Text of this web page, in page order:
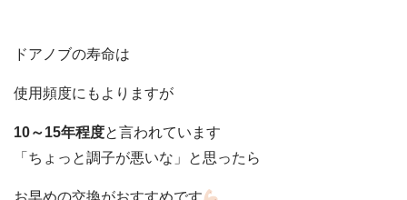
ドアノブの寿命は
使用頻度にもよりますが
10～15年程度と言われています
「ちょっと調子が悪いな」と思ったら